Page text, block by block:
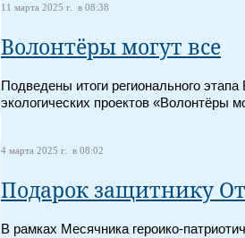
11 марта 2025 г. в 08:38
Волонтёры могут все
Подведены итоги регионального этапа
экологических проектов «Волонтёры
4 марта 2025 г. в 08:02
Подарок защитнику
В рамках Месячника героико-